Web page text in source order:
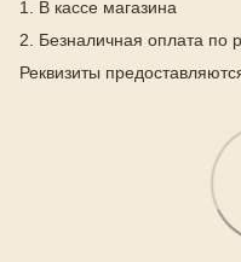
1. В кассе магазина
2. Безналичная оплата по
Реквизиты